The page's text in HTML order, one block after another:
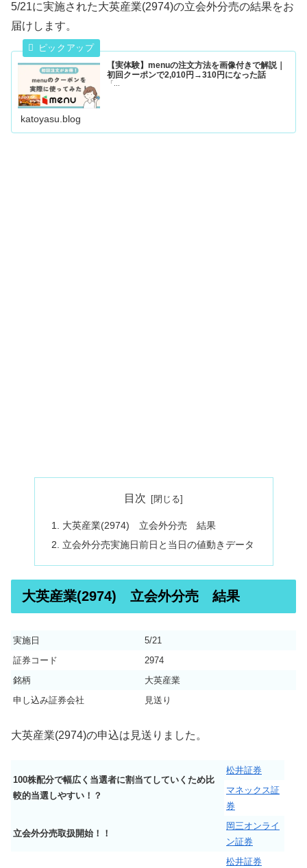
5/21に実施された大英産業(2974)の立会外分売の結果をお
届けします。
【実体験】menuの注文方法を画像付きで解説｜
初回クーポンで2,010円→310円になった話
「...
katoyasu.blog
目次
大英産業(2974) 立会外分売 結果
立会外分売実施日前日と当日の値動きデータ
大英産業(2974) 立会外分売 結果
実施日
5/21
証券コード
2974
銘柄
大英産業
申し込み証券会社
見送り
大英産業(2974)の申込は見送りました。
100株配分で幅広く当選者に割当てしていくため比
較的当選しやすい！？
松井証券
マネックス証
券
立会外分売取扱開始！！
岡三オンライ
ン証券
松井証券